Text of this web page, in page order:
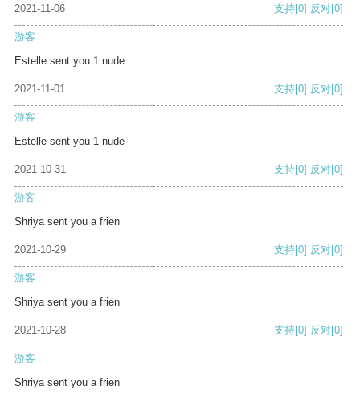
2021-11-06 支持[0] 反对[0]
游客
Estelle sent you 1 nude
2021-11-01 支持[0] 反对[0]
游客
Estelle sent you 1 nude
2021-10-31 支持[0] 反对[0]
游客
Shriya sent you a frien
2021-10-29 支持[0] 反对[0]
游客
Shriya sent you a frien
2021-10-28 支持[0] 反对[0]
游客
Shriya sent you a frien